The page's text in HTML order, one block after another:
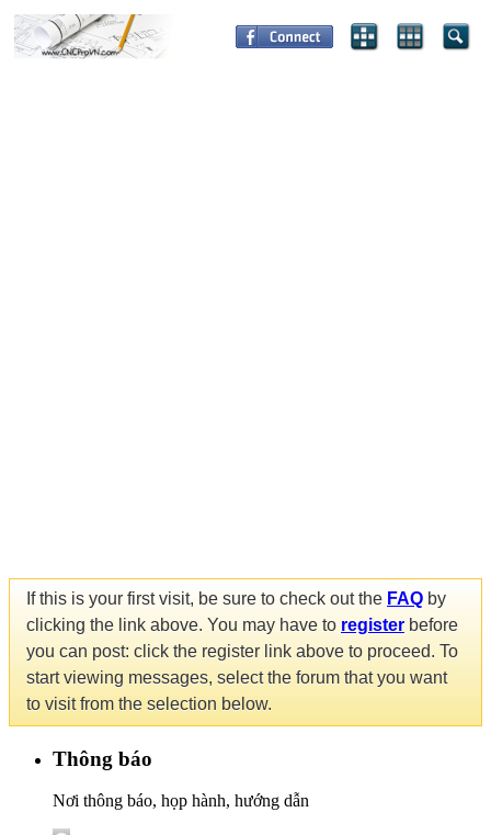
If this is your first visit, be sure to check out the FAQ by
clicking the link above. You may have to register before
you can post: click the register link above to proceed. To
start viewing messages, select the forum that you want
to visit from the selection below.
Thông báo
Nơi thông báo, họp hành, hướng dẫn